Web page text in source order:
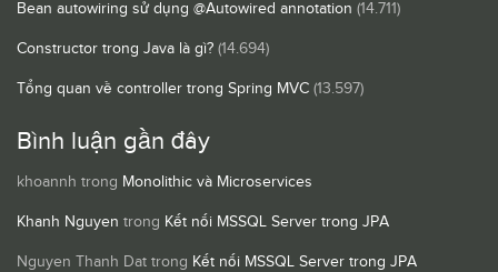
Bean autowiring sử dụng @Autowired annotation (14.711)
Constructor trong Java là gì? (14.694)
Tổng quan về controller trong Spring MVC (13.597)
Bình luận gần đây
khoannh trong Monolithic và Microservices
Khanh Nguyen trong Kết nối MSSQL Server trong JPA
Nguyen Thanh Dat trong Kết nối MSSQL Server trong JPA